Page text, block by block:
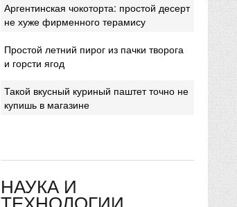
Аргентинская чокоторта: простой десерт
не хуже фирменного терамису
Простой летний пирог из пачки творога
и горсти ягод
Такой вкусный куриный паштет точно не
купишь в магазине
НАУКА И